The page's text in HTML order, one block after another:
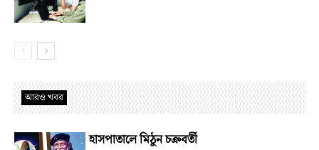
আরও খবর
হাসপাতালে মিঠুন চক্রবর্তী